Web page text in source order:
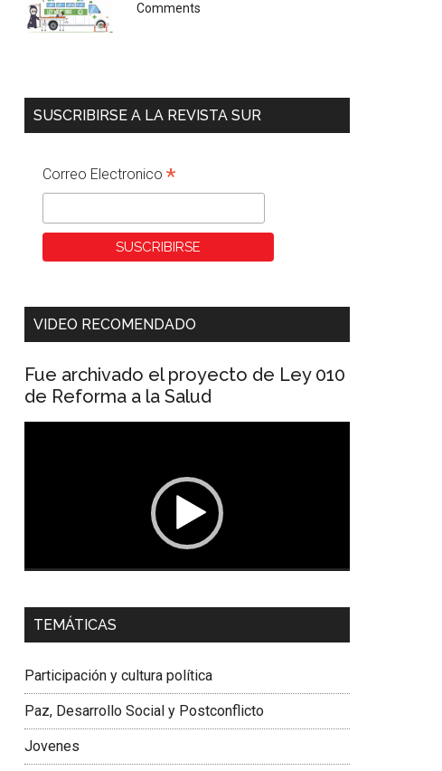
Comments
SUSCRIBIRSE A LA REVISTA SUR
Correo Electronico *
VIDEO RECOMENDADO
Fue archivado el proyecto de Ley 010
de Reforma a la Salud
Dra. Carolina Corcho Mejía,
Latinoamericana Sur, Vicepresidenta Federación
TEMÁTICAS
Participación y cultura política
Paz, Desarrollo Social y Postconflicto
Jovenes